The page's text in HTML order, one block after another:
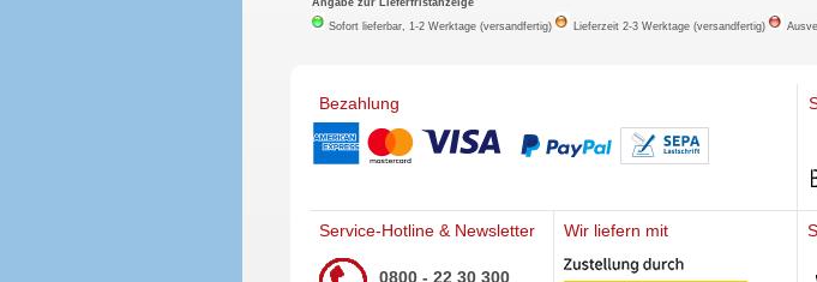
Sofort lieferbar, 1-2 Werktage (versandfertig)
Lieferzeit 2-3 Werktage (versandfertig)
Bezahlung
Service-Hotline & Newsletter
0800 - 22 30 300
Wir liefern mit